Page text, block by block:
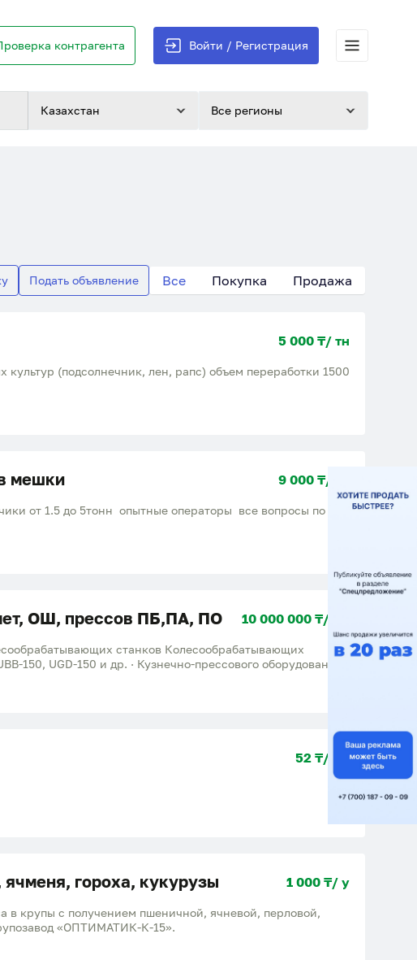
контрагента Войти / Регистрация
Казахстан Все регионы
Подать объявление Все Покупка Продажа
5 000 ₸/ тн
(подсолнечник, лен, рапс) объем переработки 1500
мешки
от 1.5 до 5тонн опытные операторы все вопросы по
ОШ, прессов ПБ,ПА, ПО
станков Колесообрабатывающих
прессового оборудования
20ТФ1, КЖ-20МХ - осе-токарные КЖ1832, КЖ1833 -
52 ₸/ шт
гороха, кукурузы 1 000 ₸/ у
в крупы с получением пшеничной, ячневой, перловой,
«ОПТИМАТИК-К-15».